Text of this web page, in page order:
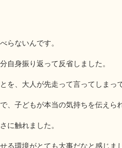
らないんです。
自身振り返って反省しました。
を、大人が先走って言ってしまっ
、子どもが本当の気持ちを伝えら
に触れました。
る環境がとても大事だなと感じま